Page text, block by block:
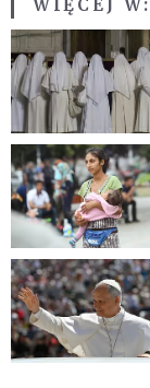
WIĘCEJ W: